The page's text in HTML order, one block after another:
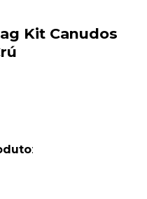
Kit Canudos
: